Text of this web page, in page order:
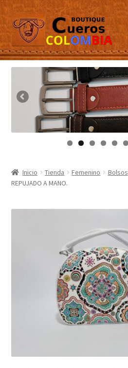
Ir
a
la
navegación
Ir
al
contenido
Inicio
Masculino
Femenino
Inicio Tienda Femenino Bolsos
REPUJADO A MANO.